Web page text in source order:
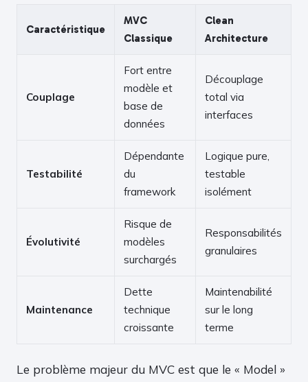
Caractéristique
MVC
Classique
Clean
Architecture
Couplage
Fort entre
modèle et
base de
données
Découplage
total via
interfaces
Testabilité
Dépendante
du
framework
Logique pure,
testable
isolément
Évolutivité
Risque de
modèles
surchargés
Responsabilités
granulaires
Maintenance
Dette
technique
croissante
Maintenabilité
sur le long
terme
Le problème majeur du MVC est que le « Model »